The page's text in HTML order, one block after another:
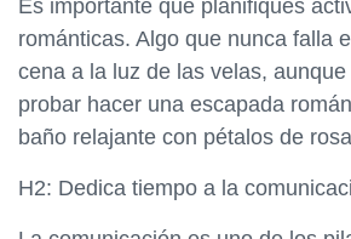
Es importante que planifiques
románticas. Algo que nunca falla
cena a la luz de las velas,
probar hacer una escapada
baño relajante con pétalos de
H2: Dedica tiempo a la